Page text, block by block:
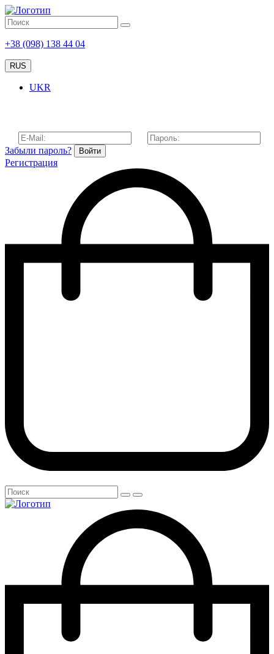
+38 (098) 138 44 04
RUS
UKR
Забыли пароль? Войти
Регистрация